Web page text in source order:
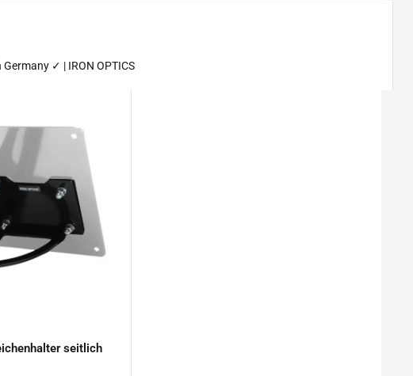
✓ | IRON OPTICS
seitlich